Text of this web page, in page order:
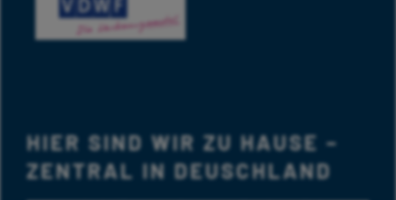
HIER SIND WIR ZU HAUSE –
ZENTRAL IN DEUSCHLAND